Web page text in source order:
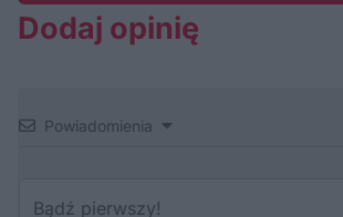
Dodaj opinię
Powiadomienia